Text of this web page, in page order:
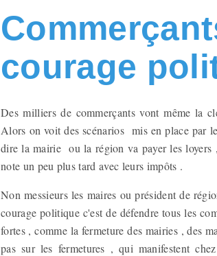
courage
Des milliers de commerçants vont même la
Alors on voit des scénarios mis en place par
dire la mairie ou la région va payer les
note un peu plus tard avec leurs impôts .
Non messieurs les maires ou président de
courage politique c'est de défendre tous les
fortes , comme la fermeture des mairies , des
pas sur les fermetures , qui manifestent